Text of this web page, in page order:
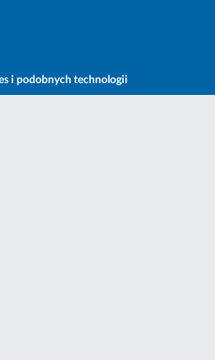
i podobnych technologii